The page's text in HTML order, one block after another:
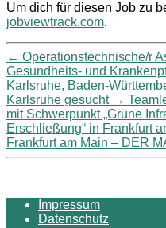
Um dich für diesen Job zu
jobviewtrack.com.
← Operationstechnische/r
Gesundheits- und
Karlsruhe, Baden-
Karlsruhe gesucht →
mit Schwerpunkt „Grüne
Erschließung“ in Frankfurt
Frankfurt am Main – DER
Impressum
Datenschutz